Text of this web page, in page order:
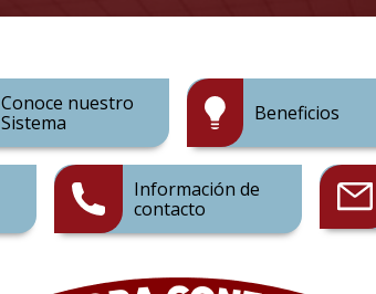
Conoce nuestro
Sistema
Beneficios
Información de
contacto